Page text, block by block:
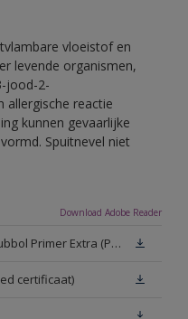
vloeistof en
levende organismen,
jood-2-
allergische reactie
kunnen gevaarlijke
Spuitnevel niet
Download Adobe Reader
Technisch Informatieblad Rubbol Primer Extra (PDF)
certificaat)